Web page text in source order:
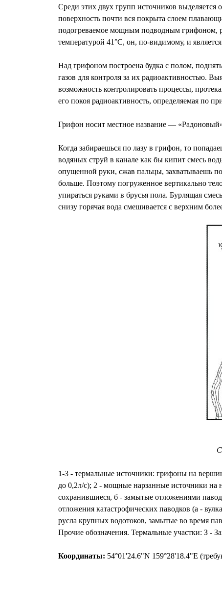
Среди этих двух групп источников
поверхность почти вся покрыта слоем
подогреваемое мощным подводным грифоном,
температурой 41°С, он, по-видимому, и
Над грифоном построена будка с полом,
газов для контроля за их радиоактивностью.
возможность контролировать процессы,
его покоя радиоактивность, определяемая по
Грифон носит местное название —
Когда забираешься по лазу в грифон, то
водяных струй в канале как бы кипит смесь
опущенной руки, сжав пальцы, захватываешь
больше. Поэтому погруженное вертикально
упираться руками в брусья пола. Бурлящая
снизу горячая вода смешивается с верхним
1-3 - термальные источники: грифоны на
до 0,2л/с); 2 - мощные нарзанные источники на
сохранившиеся, б - замытые отложениями
отложения катастрофических паводков (а -
русла крупных водотоков, замытые во время
Прочие обозначения. Термальные участки:
Координаты: 54°01'24.6"N 159°28'18.4"E